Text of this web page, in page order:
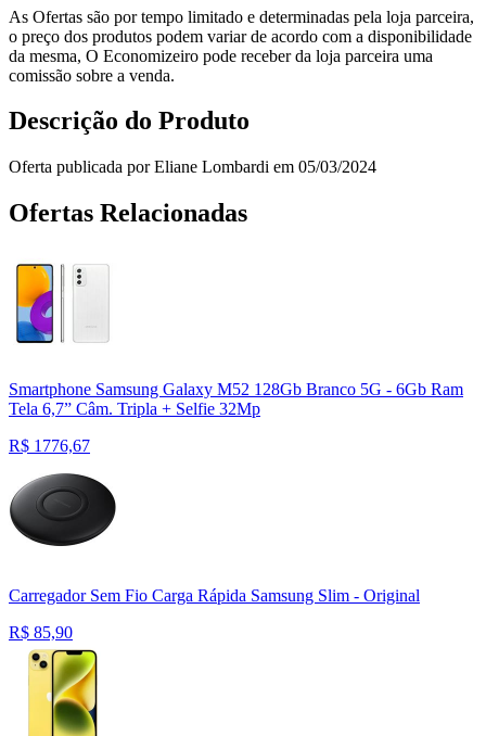
As Ofertas são por tempo limitado e determinadas pela loja parceira,
o preço dos produtos podem variar de acordo com a disponibilidade
da mesma, O Economizeiro pode receber da loja parceira uma
comissão sobre a venda.
Descrição do Produto
Oferta publicada por Eliane Lombardi em 05/03/2024
Ofertas Relacionadas
Smartphone Samsung Galaxy M52 128Gb Branco 5G - 6Gb Ram
Tela 6,7” Câm. Tripla + Selfie 32Mp
R$ 1776,67
Carregador Sem Fio Carga Rápida Samsung Slim - Original
R$ 85,90